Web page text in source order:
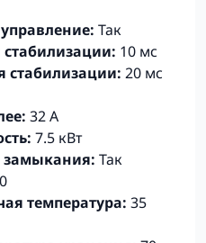
Так
10 мс
стабилизации: 20 мс
32 А
7.5 кВт
замыкания: Так
температура: 35